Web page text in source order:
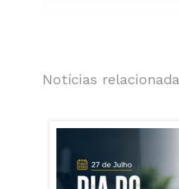
Notícias